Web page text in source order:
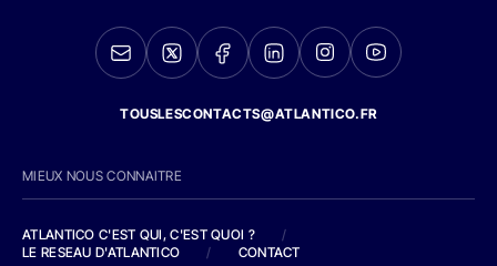
TOUSLESCONTACTS@ATLANTICO.FR
MIEUX NOUS CONNAITRE
ATLANTICO C'EST QUI, C'EST QUOI ?
/
LE RESEAU D'ATLANTICO
/ CONTACT